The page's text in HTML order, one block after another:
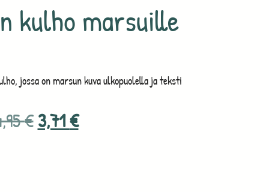
kulho marsuille
jossa on marsun kuva ulkopuolella ja teksti
€3,71€